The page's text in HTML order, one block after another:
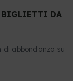
BIGLIETTI DA
di abbondanza su